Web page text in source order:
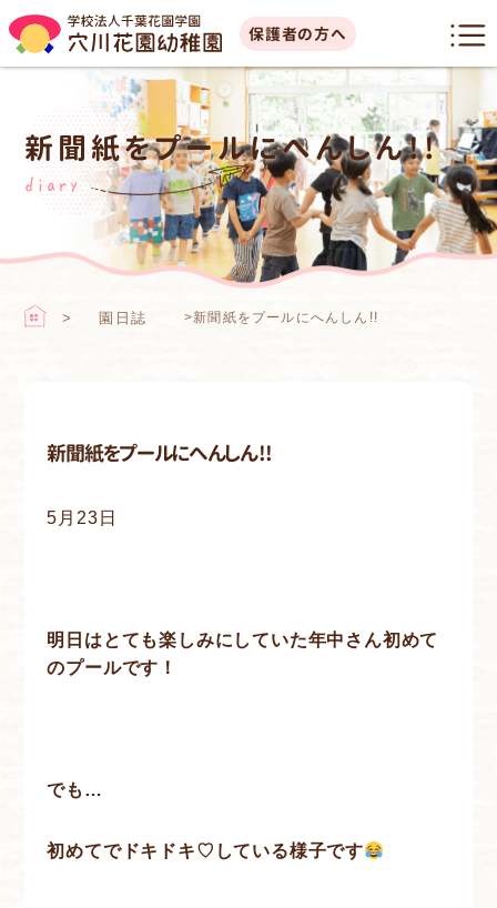
保護者の方へ
新聞紙をプールにへんしん!!
diary
園日誌 >新聞紙をプールにへんしん!!
新聞紙をプールにへんしん!!
5月23日
明日はとても楽しみにしていた年中さん初めて
のプールです！
でも…
初めてでドキドキ♡している様子です